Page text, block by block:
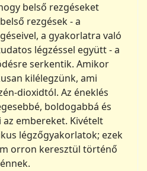
belső rezgéseket
rezgések - a
a gyakorlatra való
légzéssel együtt - a
serkentik. Amikor
kilélegzünk, ami
dioxidtól. Az éneklés
boldogabbá és
embereket. Kivételt
légzőgyakorlatok; ezek
orron keresztül történő